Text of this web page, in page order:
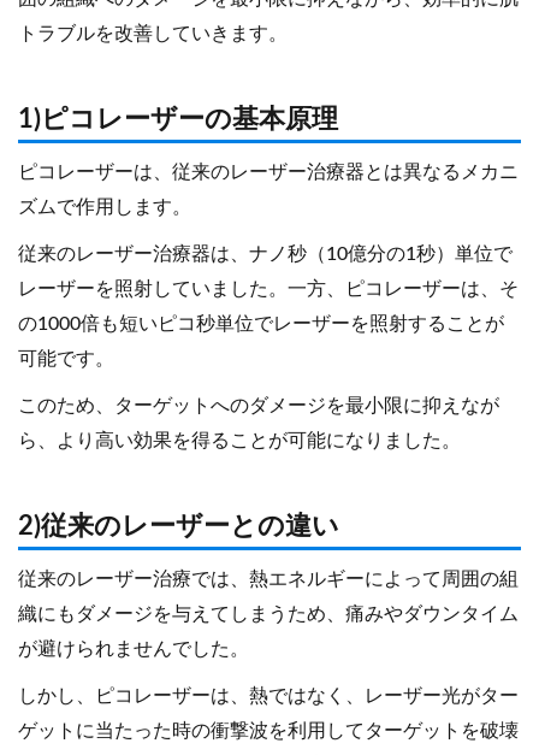
トラブルを改善していきます。
1)ピコレーザーの基本原理
ピコレーザーは、従来のレーザー治療器とは異なるメカニ
ズムで作用します。
従来のレーザー治療器は、ナノ秒（10億分の1秒）単位で
レーザーを照射していました。一方、ピコレーザーは、そ
の1000倍も短いピコ秒単位でレーザーを照射することが
可能です。
このため、ターゲットへのダメージを最小限に抑えなが
ら、より高い効果を得ることが可能になりました。
2)従来のレーザーとの違い
従来のレーザー治療では、熱エネルギーによって周囲の組
織にもダメージを与えてしまうため、痛みやダウンタイム
が避けられませんでした。
しかし、ピコレーザーは、熱ではなく、レーザー光がター
ゲットに当たった時の衝撃波を利用してターゲットを破壊